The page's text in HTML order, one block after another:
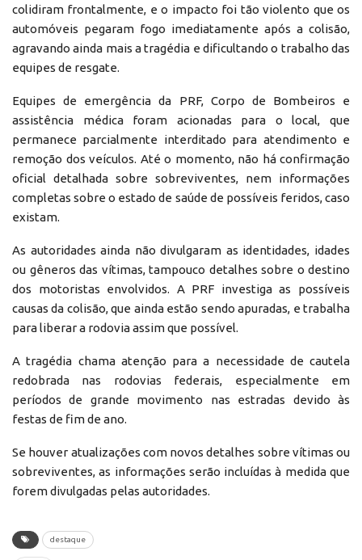
colidiram frontalmente, e o impacto foi tão violento que os
automóveis pegaram fogo imediatamente após a colisão,
agravando ainda mais a tragédia e dificultando o trabalho das
equipes de resgate.
Equipes de emergência da PRF, Corpo de Bombeiros e
assistência médica foram acionadas para o local, que
permanece parcialmente interditado para atendimento e
remoção dos veículos. Até o momento, não há confirmação
oficial detalhada sobre sobreviventes, nem informações
completas sobre o estado de saúde de possíveis feridos, caso
existam.
As autoridades ainda não divulgaram as identidades, idades
ou gêneros das vítimas, tampouco detalhes sobre o destino
dos motoristas envolvidos. A PRF investiga as possíveis
causas da colisão, que ainda estão sendo apuradas, e trabalha
para liberar a rodovia assim que possível.
A tragédia chama atenção para a necessidade de cautela
redobrada nas rodovias federais, especialmente em
períodos de grande movimento nas estradas devido às
festas de fim de ano.
Se houver atualizações com novos detalhes sobre vítimas ou
sobreviventes, as informações serão incluídas à medida que
forem divulgadas pelas autoridades.
destaque